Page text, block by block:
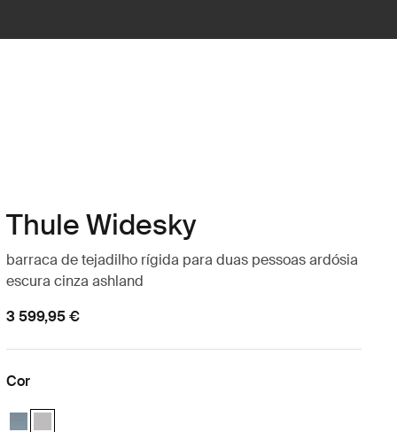
Thule Widesky
barraca de tejadilho rígida para duas pessoas ardósia
escura cinza ashland
3 599,95 €
Cor
Thule Widesky 2-person rooftop tent dark slate Ardósia escura
Thule Widesky 2-person rooftop tent ashland grey Cinza Ashland